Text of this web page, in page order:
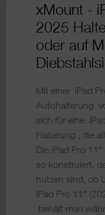
xMount -
2025
oder auf
Mit einer iPad
Autohalterung
sich für eine
Halterung , die
Die iPad Pro
so konstruiert,
nutzen sind, ob
iPad Pro 11"
behält man